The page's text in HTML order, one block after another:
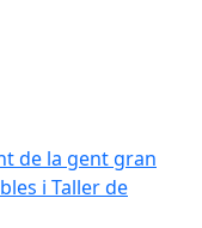
de la gent gran
i Taller de